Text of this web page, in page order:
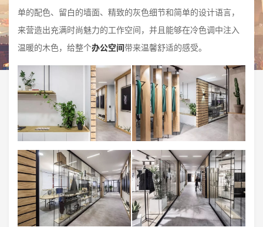
单的配色、留白的墙面、精致的灰色细节和简单的设计语言，
来营造出充满时尚魅力的工作空间，并且能够在冷色调中注入
温暖的木色，给整个办公空间带来温馨舒适的感受。